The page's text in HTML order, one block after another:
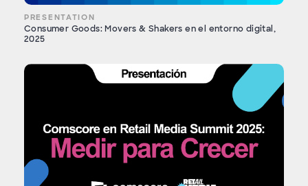
PRESENTATION
Consumer Goods: Movers & Shakers en el entorno digital,
2025